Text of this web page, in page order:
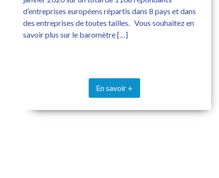
d’entreprises européens répartis dans 8 pays et dans
des entreprises de toutes tailles. Vous souhaitez en
savoir plus sur le baromètre […]
En savoir +